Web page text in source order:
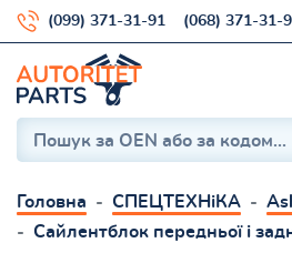
(099) 371-31-91 (068) 371-31-
Головна СПЕЦТЕХНіКА
Сайлентблок передньої і